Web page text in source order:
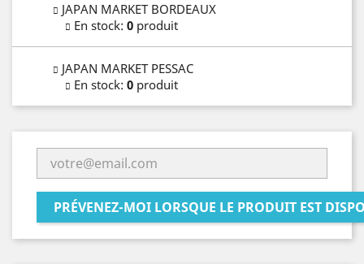
JAPAN MARKET BORDEAUX
En stock: 0 produit
JAPAN MARKET PESSAC
En stock: 0 produit
PRÉVENEZ-MOI LORSQUE LE PRODUIT EST